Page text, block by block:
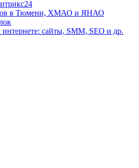
в Тюмени, ХМАО и ЯНАО
сайты, SMM, SEO и др.